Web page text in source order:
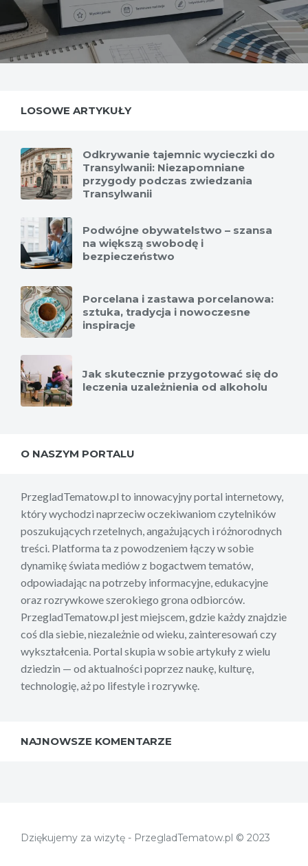
LOSOWE ARTYKUŁY
Odkrywanie tajemnic wycieczki do
Transylwanii: Niezapomniane
przygody podczas zwiedzania
Transylwanii
Podwójne obywatelstwo – szansa
na większą swobodę i
bezpieczeństwo
Porcelana i zastawa porcelanowa:
sztuka, tradycja i nowoczesne
inspiracje
Jak skutecznie przygotować się do
leczenia uzależnienia od alkoholu
O NASZYM PORTALU
PrzegladTematow.pl to innowacyjny portal internetowy,
który wychodzi naprzeciw oczekiwaniom czytelników
poszukujących rzetelnych, angażujących i różnorodnych
treści. Platforma ta z powodzeniem łączy w sobie
dynamikę świata mediów z bogactwem tematów,
odpowiadając na potrzeby informacyjne, edukacyjne
oraz rozrywkowe szerokiego grona odbiorców.
PrzegladTematow.pl jest miejscem, gdzie każdy znajdzie
coś dla siebie, niezależnie od wieku, zainteresowań czy
wykształcenia. Portal skupia w sobie artykuły z wielu
dziedzin — od aktualności poprzez naukę, kulturę,
technologię, aż po lifestyle i rozrywkę.
NAJNOWSZE KOMENTARZE
Dziękujemy za wizytę - PrzegladTematow.pl © 2023